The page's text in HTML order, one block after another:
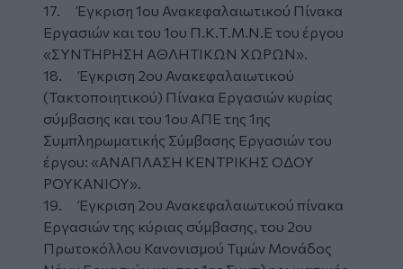
17. Έγκριση 1ου Ανακεφαλαιωτικού Πίνακα
Εργασιών και του 1ου Π.Κ.Τ.Μ.Ν.Ε του έργου
«ΣΥΝΤΗΡΗΣΗ ΑΘΛΗΤΙΚΩΝ ΧΩΡΩΝ».
18. Έγκριση 2ου Ανακεφαλαιωτικού
(Τακτοποιητικού) Πίνακα Εργασιών κυρίας
σύμβασης και του 1ου ΑΠΕ της 1ης
Συμπληρωματικής Σύμβασης Εργασιών του
έργου: «ΑΝΑΠΛΑΣΗ ΚΕΝΤΡΙΚΗΣ ΟΔΟΥ
ΡΟΥΚΑΝΙΟΥ».
19. Έγκριση 2ου Ανακεφαλαιωτικού πίνακα
Εργασιών της κύριας σύμβασης, του 2ου
Πρωτοκόλλου Κανονισμού Τιμών Μονάδος